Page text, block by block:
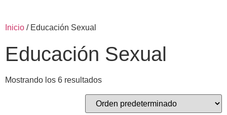
Inicio / Educación Sexual
Educación Sexual
Mostrando los 6 resultados